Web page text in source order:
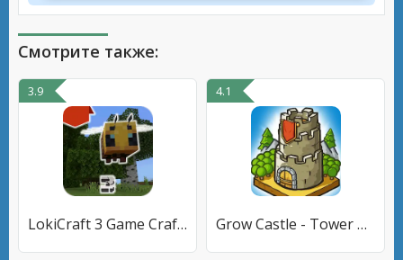
Смотрите также:
3.9
LokiCraft 3 Game Crafting
4.1
Grow Castle - Tower Defense